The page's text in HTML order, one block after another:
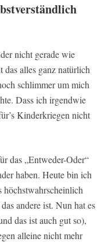
nicht gerade wie
alles ganz natürlich
schlimmer um mich
Dass ich irgendwie
Kinderkriegen nicht
das „Entweder-Oder“
haben. Heute bin ich
höchstwahrscheinlich
andere ist. Nun hat es
das ist auch gut so),
alleine nicht mehr